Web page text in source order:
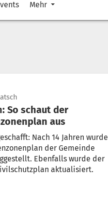
Mehr
aus
Nach 14 Jahren wurde
der Gemeinde
Ebenfalls wurde der
aktualisiert.